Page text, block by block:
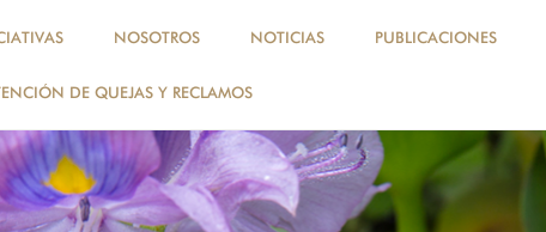
NOSOTROS NOTICIAS PUBLICACIONES
DE QUEJAS Y RECLAMOS